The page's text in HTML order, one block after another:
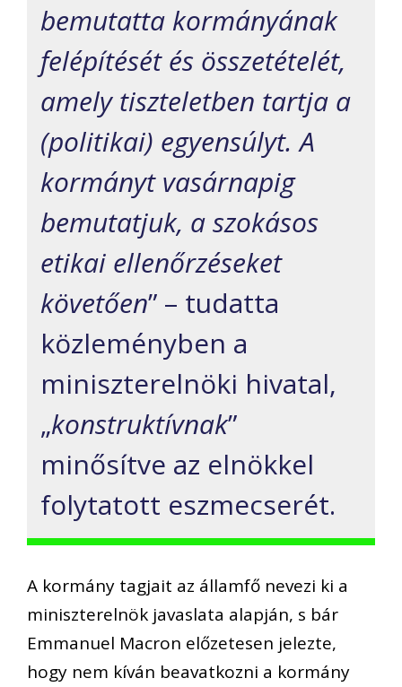
bemutatta kormányának
felépítését és összetételét,
amely tiszteletben tartja a
(politikai) egyensúlyt. A
kormányt vasárnapig
bemutatjuk, a szokásos
etikai ellenőrzéseket
követően” – tudatta
közleményben a
miniszterelnöki hivatal,
„konstruktívnak”
minősítve az elnökkel
folytatott eszmecserét.
A kormány tagjait az államfő nevezi ki a
miniszterelnök javaslata alapján, s bár
Emmanuel Macron előzetesen jelezte,
hogy nem kíván beavatkozni a kormány